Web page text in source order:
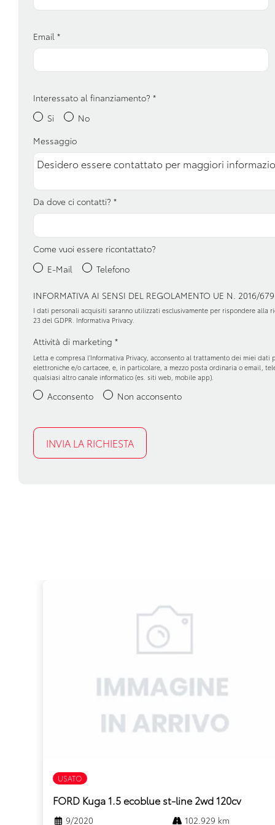
Usb
Email *
Interessato al finanziamento? *
Si
No
Messaggio
Da dove ci contatti? *
Come vuoi essere ricontattato?
E-Mail
Telefono
INFORMATIVA AI SENSI DEL REGOLAMENTO UE N. 2016/
I dati personali acquisiti saranno utilizzati esclusivamente per rispondere
23 del GDPR. Informativa Privacy
Attività di marketing *
Letta e compresa l’Informativa Privacy , acconsento al trattamento dei miei
elettroniche e/o cartacee, e, in particolare, a mezzo posta ordinaria o email,
qualsiasi altro canale informatico (es. siti web, mobile app).
Acconsento Non acconsento
USATO
FORD Kuga 1.5 ecoblue st-line 2wd 120cv
9/2020 102.929 km